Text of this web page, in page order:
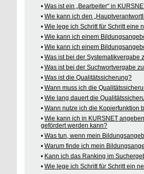
• Was ist ein „Bearbeiter“ in
• Wie kann ich den
• Wie lege ich Schritt für Schritt eine
• Wie kann ich einem
• Wie kann ich einem
• Was ist bei der Systematikvergabe
• Was ist bei der Suchwortvergabe
• Was ist die Qualitätssicherung?
• Wann muss ich die
• Wie lang dauert die
• Wann nutze ich die Kopierfunktion
• Wie kann ich in KURSNET
gefördert werden kann?
• Was tun, wenn mein
• Warum finde ich mein
• Kann ich das Ranking im
• Wie lege ich Schritt für Schritt ein